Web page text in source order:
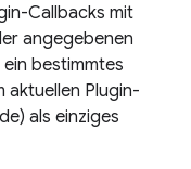
Callbacks mit
angegebenen
bestimmtes
aktuellen Plugin-
als einziges